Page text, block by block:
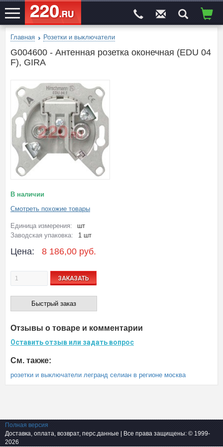
ЭЛЕКТРОСАЙТ№1
Главная Розетки и выключатели
G004600 - Антенная розетка оконечная (EDU 04
F), GIRA
В наличии
Смотреть похожие товары
Единица измерения:
шт
Заводская упаковка:
1 шт
Цена: 8 186,00 руб.
ЗАКАЗАТЬ
Быстрый заказ
Отзывы о товаре и комментарии
Оставить отзыв или задать вопрос
См. также:
розетки и выключатели легранд селиан в регионе москва
Полная версия
Доставка, оплата, возврат, перс.данные | Все права защищены: © 1999-
2026